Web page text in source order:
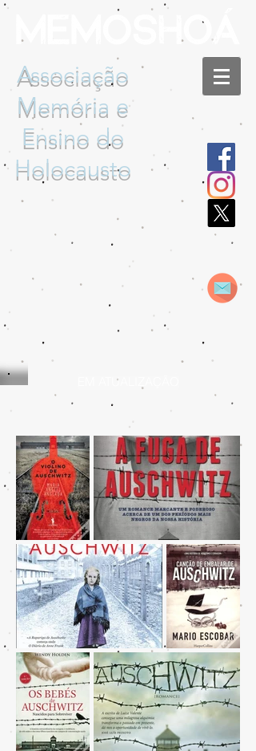
Associação
Memória e
Ensino do
Holocausto
EM ATUALIZAÇÃO